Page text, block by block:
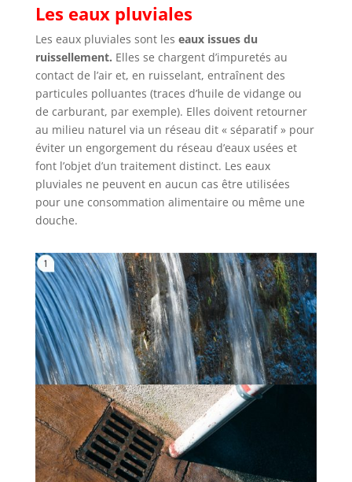
Les eaux pluviales
Les eaux pluviales sont les eaux issues du
ruissellement. Elles se chargent d’impuretés au
contact de l’air et, en ruisselant, entraînent des
particules polluantes (traces d’huile de vidange ou
de carburant, par exemple). Elles doivent retourner
au milieu naturel via un réseau dit « séparatif » pour
éviter un engorgement du réseau d’eaux usées et
font l’objet d’un traitement distinct. Les eaux
pluviales ne peuvent en aucun cas être utilisées
pour une consommation alimentaire ou même une
douche.